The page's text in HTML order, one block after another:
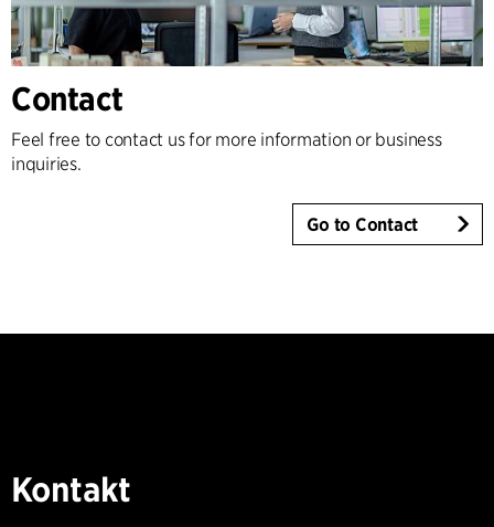
Contact
Feel free to contact us for more information or business
inquiries.
Go to Contact
Kontakt